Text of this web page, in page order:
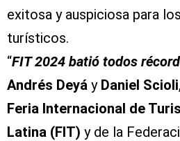
exitosa y auspiciosa para
turísticos.
“FIT 2024 batió todos
Andrés Deyá y Daniel Scioli
Feria Internacional de
Latina (FIT) y de la